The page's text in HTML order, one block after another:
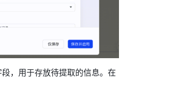
，用于存放待提取的信息。在